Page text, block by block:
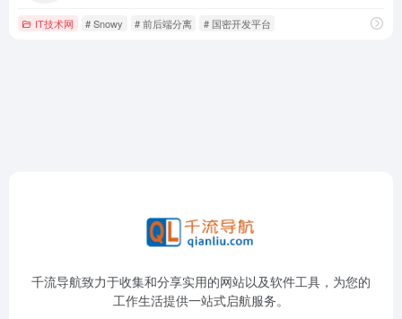
IT技术网 # Snowy # 前后端分离 # 国密开发平台
千流导航致力于收集和分享实用的网站以及软件工具，为您的
工作生活提供一站式启航服务。